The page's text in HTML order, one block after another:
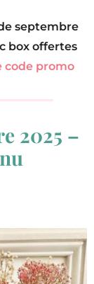
septembre
box offertes
code promo
2025 –